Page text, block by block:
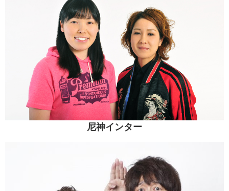
尼神インター